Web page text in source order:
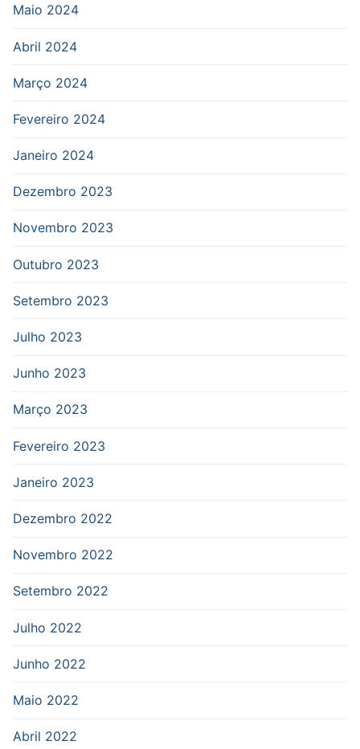
Maio 2024
Abril 2024
Março 2024
Fevereiro 2024
Janeiro 2024
Dezembro 2023
Novembro 2023
Outubro 2023
Setembro 2023
Julho 2023
Junho 2023
Março 2023
Fevereiro 2023
Janeiro 2023
Dezembro 2022
Novembro 2022
Setembro 2022
Julho 2022
Junho 2022
Maio 2022
Abril 2022